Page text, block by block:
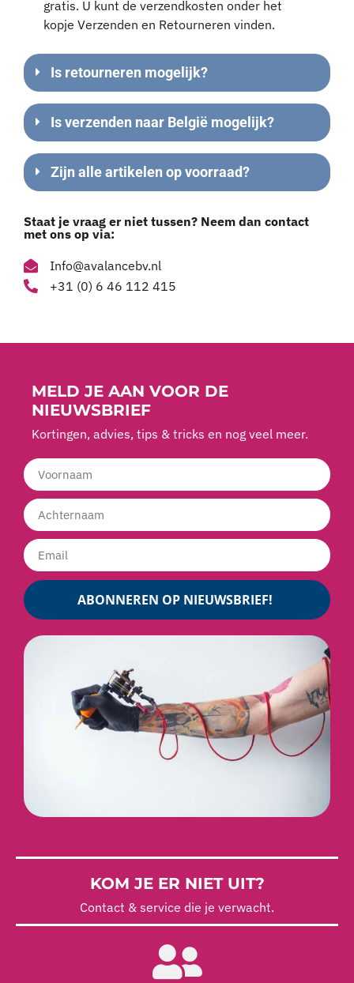
gratis. U kunt de verzendkosten onder het
kopje Verzenden en Retourneren vinden.
Is retourneren mogelijk?
Is verzenden naar België mogelijk?
Zijn alle artikelen op voorraad?
Staat je vraag er niet tussen? Neem dan contact
met ons op via:
Info@avalancebv.nl
+31 (0) 6 46 112 415
MELD JE AAN VOOR DE
NIEUWSBRIEF
Kortingen, advies, tips & tricks en nog veel meer.
ABONNEREN OP NIEUWSBRIEF!
KOM JE ER NIET UIT?
Contact & service die je verwacht.